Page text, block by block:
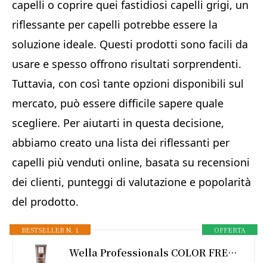
capelli o coprire quei fastidiosi capelli grigi, un
riflessante per capelli potrebbe essere la
soluzione ideale. Questi prodotti sono facili da
usare e spesso offrono risultati sorprendenti.
Tuttavia, con così tante opzioni disponibili sul
mercato, può essere difficile sapere quale
scegliere. Per aiutarti in questa decisione,
abbiamo creato una lista dei riflessanti per
capelli più venduti online, basata su recensioni
dei clienti, punteggi di valutazione e popolarità
del prodotto.
OFFERTA
BESTSELLER N. 1
Wella Professionals COLOR FRESH MASK Chocolate Touch| Maschera Colorata Capelli, Tintura Semipermanente | Trattamento Rinfrescante Colore Temporaneo | Per Tutti i Tipi di Capelli, 150ml